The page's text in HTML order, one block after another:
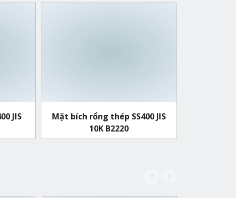
JIS
Mặt bích rổng thép SS400 JIS
10K B2220